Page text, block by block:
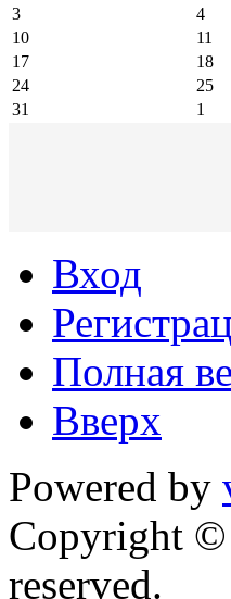
3
4
10
11
17
18
24
25
31
1
Вход
Полная
Вверх
Powered by
Copyright
reserved.